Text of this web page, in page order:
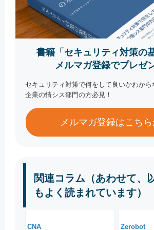
書籍「セキュリティ対策の
メルマガ登録でプレゼ
セキュリティ対策で何をして良いかわから
企業の情シス部門の方必見！
メルマガ登録はこちら
関連コラム（あわせて、
もよく読まれています）
CNA Zerobot